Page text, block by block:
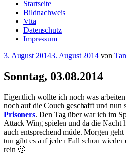
Startseite
Bildnachweis
Vita
Datenschutz
Impressum
Veröffentlicht
3. August 20143. August 2014 von
Sonntag, 03.08.2014
Eigentlich wollte ich noch was
noch auf die Couch geschafft und nun
Prisoners. Den Tag über war ich im
Attack Wing spielen und da die Nacht
auch entsprechend müde. Morgen
tun gibt es auf jeden Fall schon
rein 🙂